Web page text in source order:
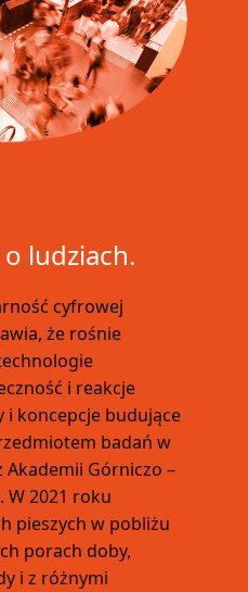
ludziach.
cyfrowej
że rośnie
i reakcje
koncepcje budujące
badań w
Górniczo –
W 2021 roku
pieszych w pobliżu
porach doby,
i z różnymi